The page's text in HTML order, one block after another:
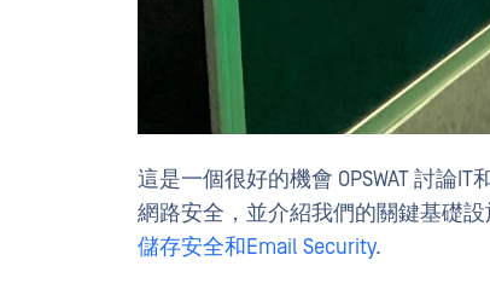
這是一個很好的機會 OPSWAT 討論
網路安全，並介紹我們的關鍵基礎
儲存安全和Email Security.